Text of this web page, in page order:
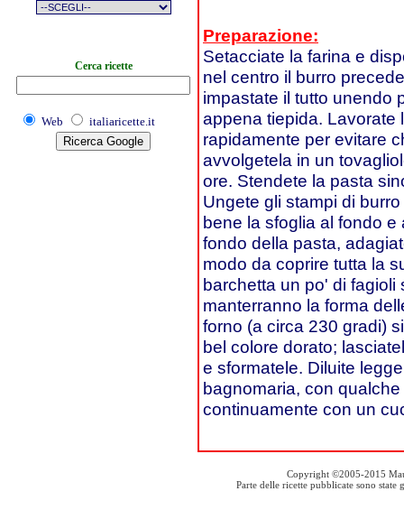
Cerca ricette
Web italiaricette.it
Preparazione:
Setacciate la farina e
nel centro il burro
impastate il tutto unendo
appena tiepida. Lavorate
rapidamente per evitare
avvolgetela in un
ore. Stendete la pasta
Ungete gli stampi di
bene la sfoglia al fondo
fondo della pasta,
modo da coprire tutta la
barchetta un po' di
manterranno la forma
forno (a circa 230 gradi)
bel colore dorato;
e sformatele. Diluite
bagnomaria, con
continuamente con un
Copyright ©2005-2015
Parte delle ricette pubblicate sono state